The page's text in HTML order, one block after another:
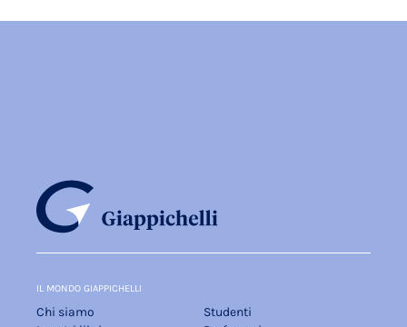
IL MONDO GIAPPICHELLI
Chi siamo
Studenti